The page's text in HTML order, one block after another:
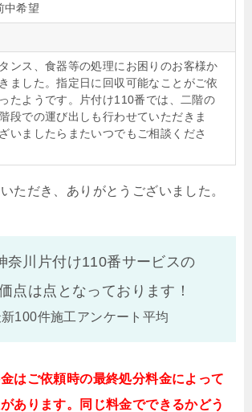
中希望
ンス、食器等の処理にお困りのお客様か
ました。指定日に回収可能なことがご依
たようです。片付け110番では、二階の
段での運び出しも行わせていただきま
いましたらまたいつでもご相談くださ
ただき、ありがとうございました。
奈川片付け110番サービスの
点は点となっております！
100件施工アンケート平均
はご依頼時の最終処分料金によって
あります。同じ料金でできるかどう